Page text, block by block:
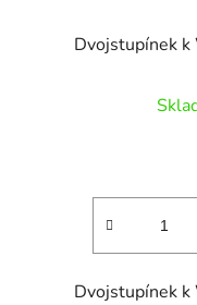
Dvojstupínek k
Dvojstupínek k